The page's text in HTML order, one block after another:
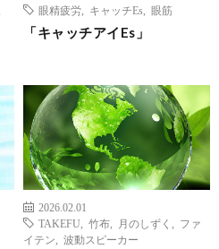
眼精疲労
キャッチEs 眼筋
「キャッチアイEs」
2026.02.01
TAKEFU
竹布 月のしずく
ファ
イテン
波動スピーカー